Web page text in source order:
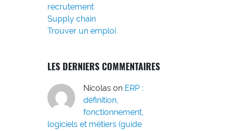
recrutement
Supply chain
Trouver un emploi
LES DERNIERS COMMENTAIRES
Nicolas on ERP :
définition,
fonctionnement,
logiciels et métiers (guide